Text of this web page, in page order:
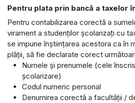
Pentru plata prin bancă a taxelor
Pentru contabilizarea corectă a
virament a studenţilor şcolarizaţi cu
se impune înştiinţarea acestora ca în
plăţii, să fie declarate corect
Numele şi prenumele (cele
şcolarizare)
Codul numeric personal
Denumirea corectă a facultăţii /